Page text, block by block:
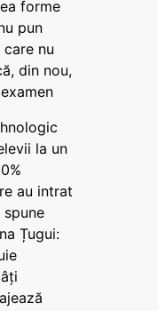
forme
pun
nu
din nou,
la un
au intrat
Țugui: